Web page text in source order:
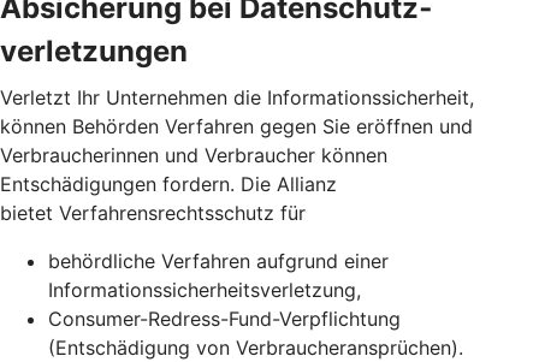
Absicherung bei Daten­schutz­
verletzungen
Verletzt Ihr Unternehmen die Informationssicherheit,
können Behörden Verfahren gegen Sie eröffnen und
Verbraucherinnen und Verbraucher können
Entschädigungen fordern. Die Allianz
bietet Verfahrensrechtsschutz für
behördliche Verfahren aufgrund einer
Informationssicherheits­verletzung,
Consumer-Redress-Fund-Verpflichtung
(Entschädigung von Verbraucheransprüchen).